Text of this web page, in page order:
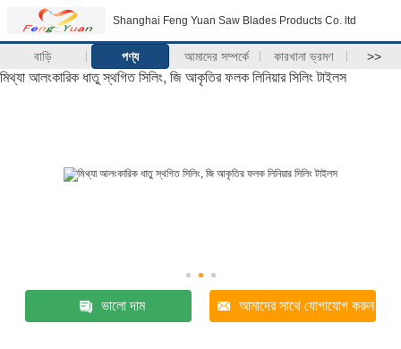
Shanghai Feng Yuan Saw Blades Products Co. ltd
বাড়ি পণ্য আমাদের সম্পর্কে কারখানা ভ্রমণ >>
মিথ্যা আলংকারিক ধাতু স্থগিত সিলিং, জি আকৃতির ফলক লিনিয়ার সিলিং টাইলস
ভালো দাম আমাদের সাথে যোগাযোগ করুন